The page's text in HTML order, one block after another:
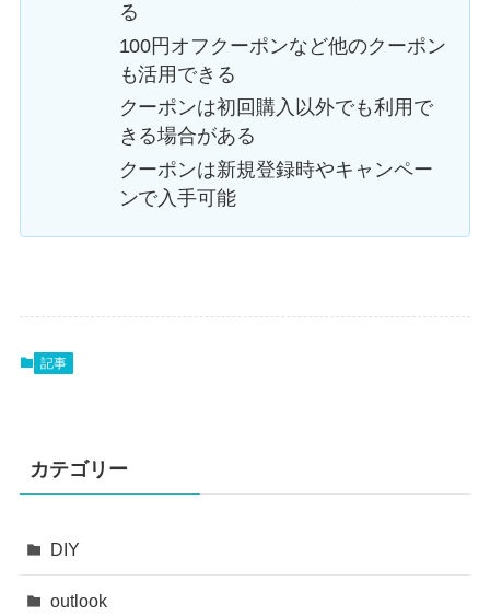
る
100円オフクーポンなど他のクーポン
も活用できる
クーポンは初回購入以外でも利用で
きる場合がある
クーポンは新規登録時やキャンペー
ンで入手可能
記事
カテゴリー
DIY
outlook